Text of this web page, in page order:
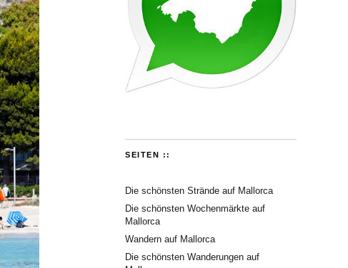
SEITEN ::
Die schönsten Strände auf Mallorca
Die schönsten Wochenmärkte auf
Mallorca
Wandern auf Mallorca
Die schönsten Wanderungen auf